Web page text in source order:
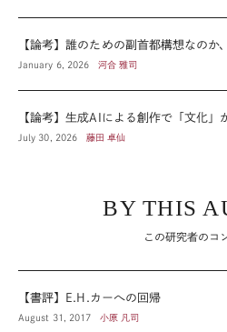
【論考】誰のための副首都構想なのか
January 6, 2026 河合 雅司
【論考】生成AIによる創作で「文化」
July 30, 2026 藤田 卓仙
BY THIS
この研究者のコ
【書評】E.H.カーへの回帰
August 31, 2017 小原 凡司